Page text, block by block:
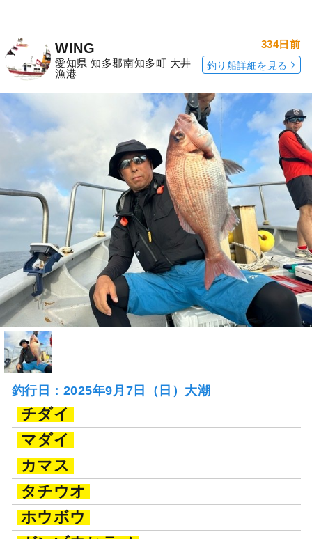
WING
愛知県 知多郡南知多町 大井
漁港
334日前
釣り船詳細を見る
釣行日：2025年9月7日（日）大潮
チダイ
マダイ
カマス
タチウオ
ホウボウ